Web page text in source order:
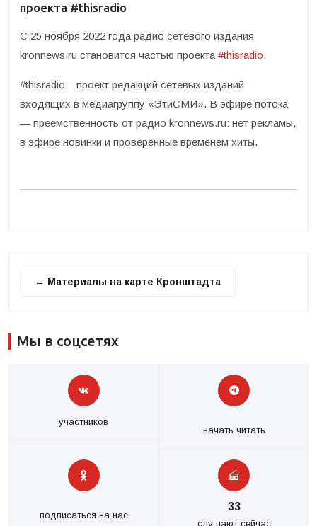
проекта #thisradio
С 25 ноября 2022 года радио сетевого издания
kronnews.ru становится частью проекта #thisradio.
#thisradio – проект редакций сетевых изданий
входящих в медиагруппу «ЭтиСМИ». В эфире потока
— преемственность от радио kronnews.ru: нет рекламы,
в эфире новинки и проверенные временем хиты.
← Материалы на карте Кронштадта
Мы в соцсетях
участников
начать читать
подписаться на нас
33
слушают сейчас